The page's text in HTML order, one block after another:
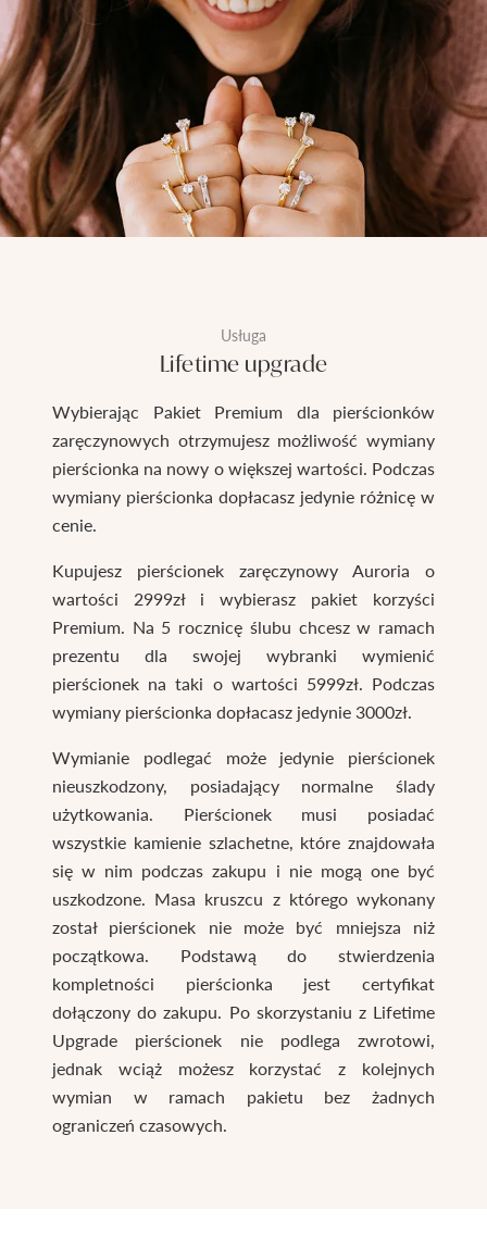
Usługa
Lifetime upgrade
Wybierając Pakiet Premium dla pierścionków
zaręczynowych otrzymujesz możliwość wymiany
pierścionka na nowy o większej wartości. Podczas
wymiany pierścionka dopłacasz jedynie różnicę w
cenie.
Kupujesz pierścionek zaręczynowy Auroria o
wartości 2999zł i wybierasz pakiet korzyści
Premium. Na 5 rocznicę ślubu chcesz w ramach
prezentu dla swojej wybranki wymienić
pierścionek na taki o wartości 5999zł. Podczas
wymiany pierścionka dopłacasz jedynie 3000zł.
Wymianie podlegać może jedynie pierścionek
nieuszkodzony, posiadający normalne ślady
użytkowania. Pierścionek musi posiadać
wszystkie kamienie szlachetne, które znajdowała
się w nim podczas zakupu i nie mogą one być
uszkodzone. Masa kruszcu z którego wykonany
został pierścionek nie może być mniejsza niż
początkowa. Podstawą do stwierdzenia
kompletności pierścionka jest certyfikat
dołączony do zakupu. Po skorzystaniu z Lifetime
Upgrade pierścionek nie podlega zwrotowi,
jednak wciąż możesz korzystać z kolejnych
wymian w ramach pakietu bez żadnych
ograniczeń czasowych.